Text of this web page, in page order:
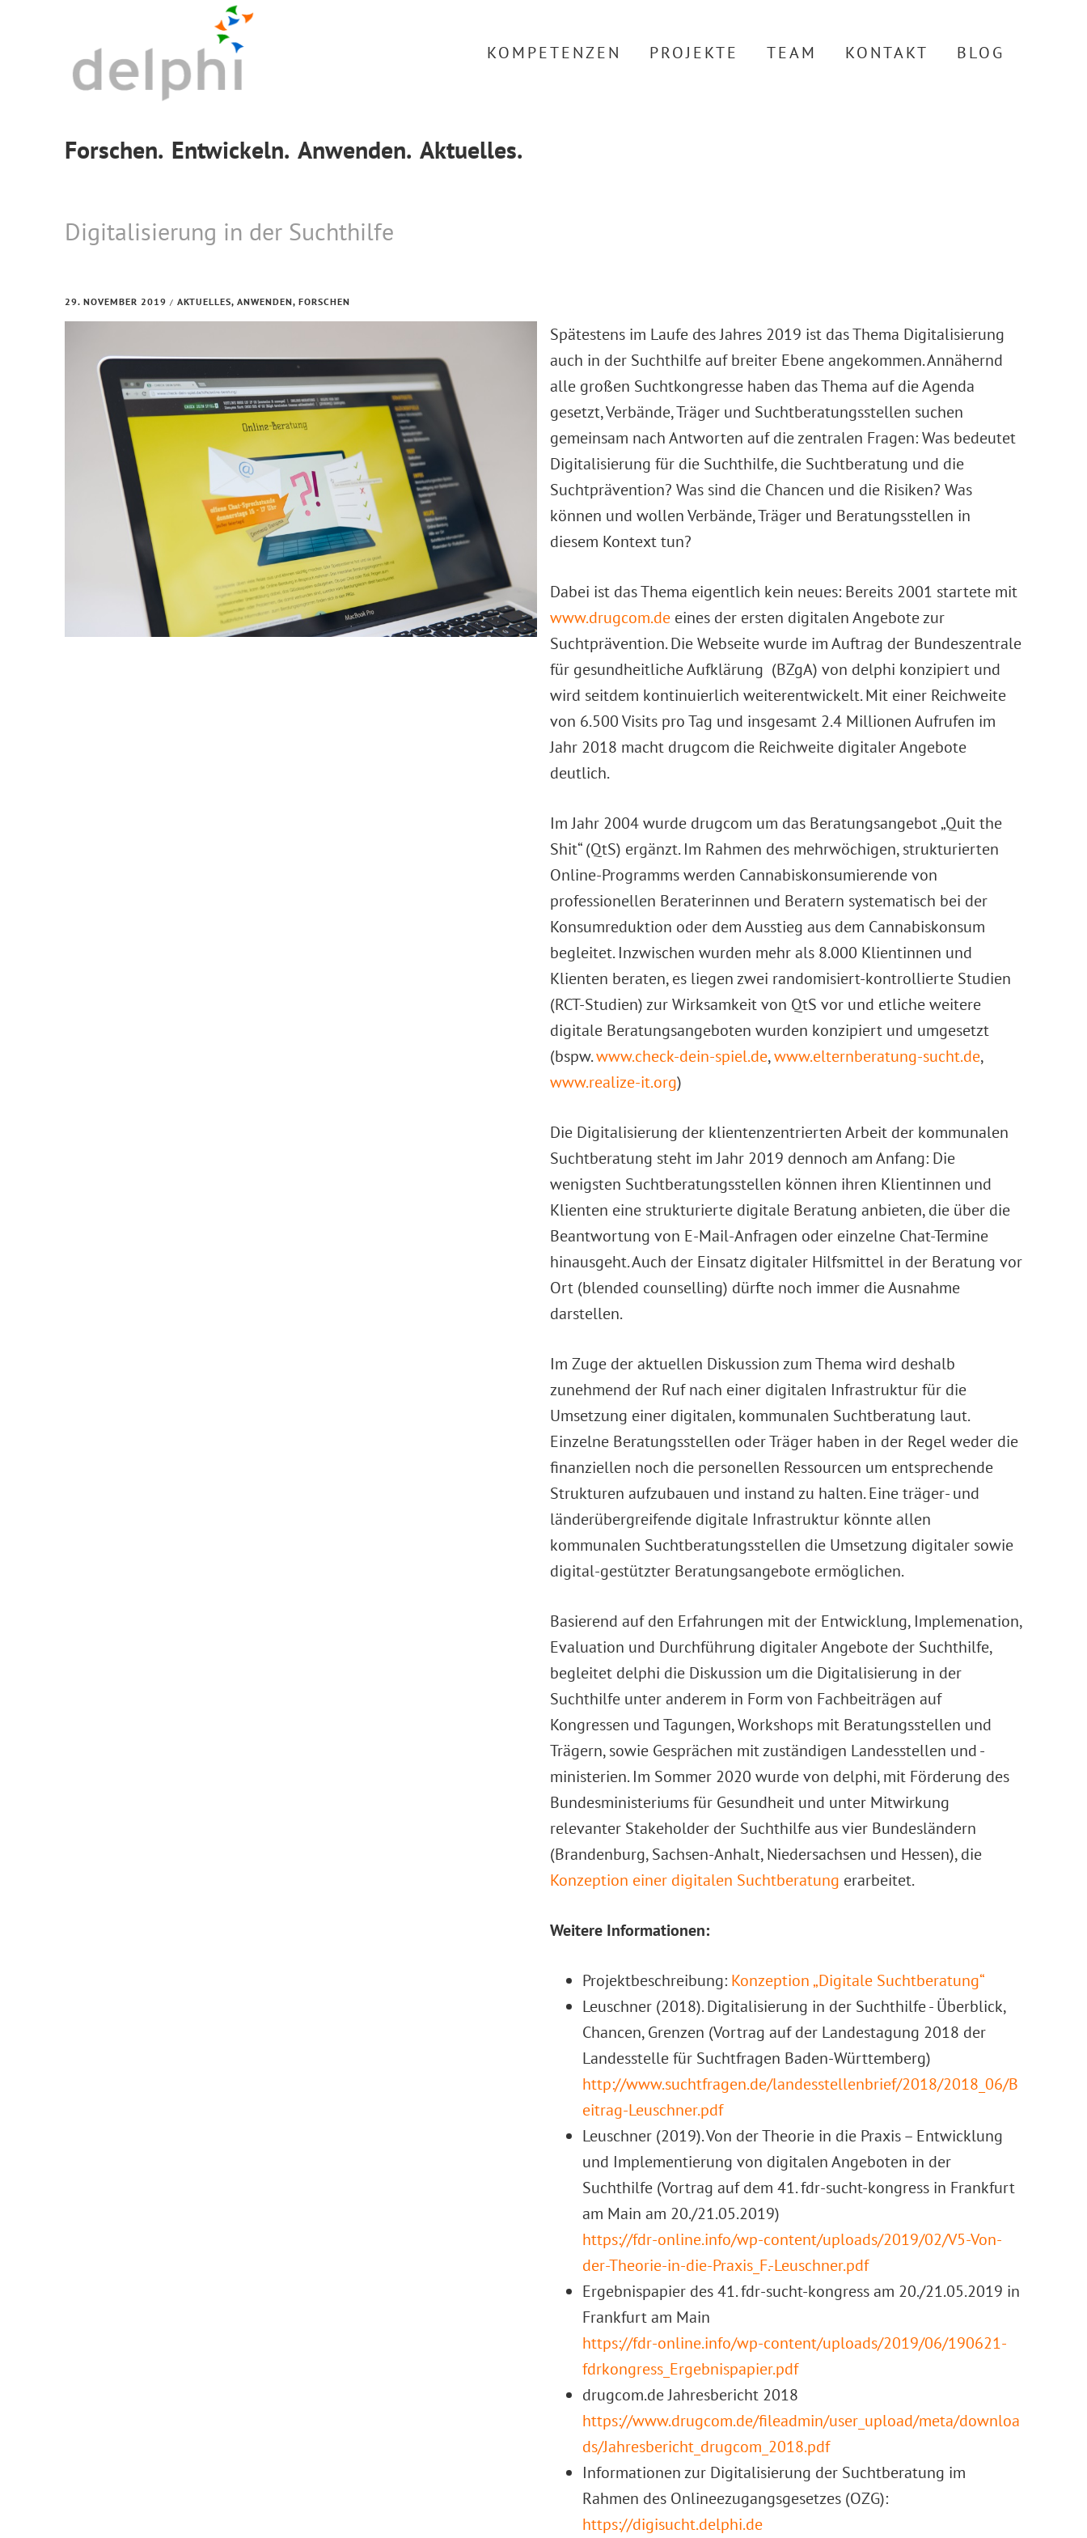
primary
navigation
main
content
footer
KOMPETENZEN PROJEKTE TEAM KONTAKT BLOG
Forschen. Entwickeln. Anwenden. Aktuelles.
Digitalisierung in der Suchthilfe
29. NOVEMBER 2019 / AKTUELLES, ANWENDEN, FORSCHEN
Spätestens im Laufe des Jahres 2019 ist das Thema Digitalisierung
auch in der Suchthilfe auf breiter Ebene angekommen. Annähernd
alle großen Suchtkongresse haben das Thema auf die Agenda
gesetzt, Verbände, Träger und Suchtberatungsstellen suchen
gemeinsam nach Antworten auf die zentralen Fragen: Was bedeutet
Digitalisierung für die Suchthilfe, die Suchtberatung und die
Suchtprävention? Was sind die Chancen und die Risiken? Was
können und wollen Verbände, Träger und Beratungsstellen in
diesem Kontext tun?
Dabei ist das Thema eigentlich kein neues: Bereits 2001 startete mit
www.drugcom.de eines der ersten digitalen Angebote zur
Suchtprävention. Die Webseite wurde im Auftrag der Bundeszentrale
für gesundheitliche Aufklärung (BZgA) von delphi konzipiert und
wird seitdem kontinuierlich weiterentwickelt. Mit einer Reichweite
von 6.500 Visits pro Tag und insgesamt 2.4 Millionen Aufrufen im
Jahr 2018 macht drugcom die Reichweite digitaler Angebote
deutlich.
Im Jahr 2004 wurde drugcom um das Beratungsangebot „Quit the
Shit“ (QtS) ergänzt. Im Rahmen des mehrwöchigen, strukturierten
Online-Programms werden Cannabiskonsumierende von
professionellen Beraterinnen und Beratern systematisch bei der
Konsumreduktion oder dem Ausstieg aus dem Cannabiskonsum
begleitet. Inzwischen wurden mehr als 8.000 Klientinnen und
Klienten beraten, es liegen zwei randomisiert-kontrollierte Studien
(RCT-Studien) zur Wirksamkeit von QtS vor und etliche weitere
digitale Beratungsangeboten wurden konzipiert und umgesetzt
(bspw.www.check-dein-spiel.de,www.elternberatung-sucht.de,
www.realize-it.org)
Die Digitalisierung der klientenzentrierten Arbeit der kommunalen
Suchtberatung steht im Jahr 2019 dennoch am Anfang: Die
wenigsten Suchtberatungsstellen können ihren Klientinnen und
Klienten eine strukturierte digitale Beratung anbieten, die über die
Beantwortung von E-Mail-Anfragen oder einzelne Chat-Termine
hinausgeht. Auch der Einsatz digitaler Hilfsmittel in der Beratung vor
Ort (blended counselling) dürfte noch immer die Ausnahme
darstellen.
Im Zuge der aktuellen Diskussion zum Thema wird deshalb
zunehmend der Ruf nach einer digitalen Infrastruktur für die
Umsetzung einer digitalen, kommunalen Suchtberatung laut.
Einzelne Beratungsstellen oder Träger haben in der Regel weder die
finanziellen noch die personellen Ressourcen um entsprechende
Strukturen aufzubauen und instand zu halten. Eine träger- und
länderübergreifende digitale Infrastruktur könnte allen
kommunalen Suchtberatungsstellen die Umsetzung digitaler sowie
digital-gestützter Beratungsangebote ermöglichen.
Basierend auf den Erfahrungen mit der Entwicklung, Implemenation,
Evaluation und Durchführung digitaler Angebote der Suchthilfe,
begleitet delphi die Diskussion um die Digitalisierung in der
Suchthilfe unter anderem in Form von Fachbeiträgen auf
Kongressen und Tagungen, Workshops mit Beratungsstellen und
Trägern, sowie Gesprächen mit zuständigen Landesstellen und -
ministerien. Im Sommer 2020 wurde von delphi, mit Förderung des
Bundesministeriums für Gesundheit und unter Mitwirkung
relevanter Stakeholder der Suchthilfe aus vier Bundesländern
(Brandenburg, Sachsen-Anhalt, Niedersachsen und Hessen), die
Konzeption einer digitalen Suchtberatung erarbeitet.
Weitere Informationen:
Projektbeschreibung: Konzeption „Digitale Suchtberatung“
Leuschner (2018). Digitalisierung in der Suchthilfe - Überblick,
Chancen, Grenzen (Vortrag auf der Landestagung 2018 der
Landesstelle für Suchtfragen Baden-Württemberg)
http://www.suchtfragen.de/landesstellenbrief/2018/2018_06/B
eitrag-Leuschner.pdf
Leuschner (2019). Von der Theorie in die Praxis – Entwicklung
und Implementierung von digitalen Angeboten in der
Suchthilfe (Vortrag auf dem 41. fdr-sucht-kongress in Frankfurt
am Main am 20./21.05.2019)
https://fdr-online.info/wp-content/uploads/2019/02/V5-Von-
der-Theorie-in-die-Praxis_F.-Leuschner.pdf
Ergebnispapier des 41. fdr-sucht-kongress am 20./21.05.2019 in
Frankfurt am Main
https://fdr-online.info/wp-content/uploads/2019/06/190621-
fdrkongress_Ergebnispapier.pdf
drugcom.de Jahresbericht 2018
https://www.drugcom.de/fileadmin/user_upload/meta/downloa
ds/Jahresbericht_drugcom_2018.pdf
Informationen zur Digitalisierung der Suchtberatung im
Rahmen des Onlineezugangsgesetzes (OZG):
https://digisucht.delphi.de